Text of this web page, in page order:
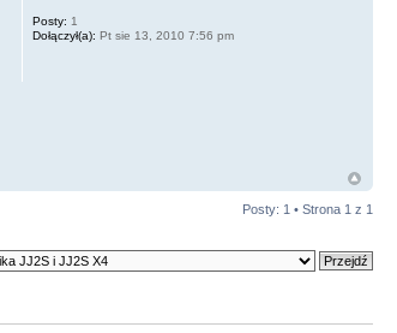
Posty: 1
Dołączył(a): Pt sie 13, 2010 7:56 pm
Posty: 1 • Strona 1 z 1